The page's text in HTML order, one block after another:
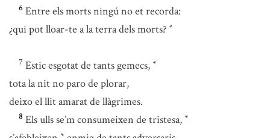
6 Entre els morts ningú no et recorda:
¿qui pot lloar-te a la terra dels morts? *
7 Estic esgotat de tants gemecs, *
tota la nit no paro de plorar,
deixo el llit amarat de llàgrimes.
8 Els ulls se’m consumeixen de tristesa, *
*